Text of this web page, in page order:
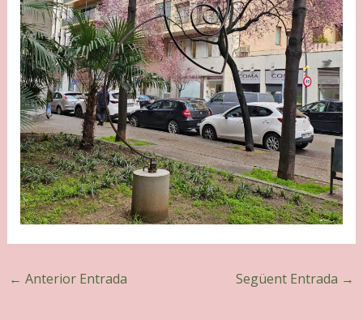
← Anterior Entrada Següent Entrada →